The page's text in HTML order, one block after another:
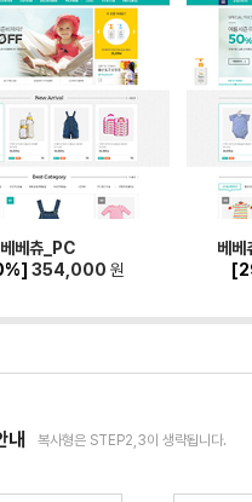
베베츄_PC
354,000 원
베베
내 복사형은 STEP2,3이 생략됩니다.